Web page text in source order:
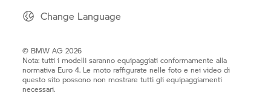
Change Language
© BMW AG 2026
Nota: tutti i modelli saranno equipaggiati conformamente alla
normativa Euro 4. Le moto raffigurate nelle foto e nei video di
questo sito possono non mostrare tutti gli equipaggiamenti
necessari.